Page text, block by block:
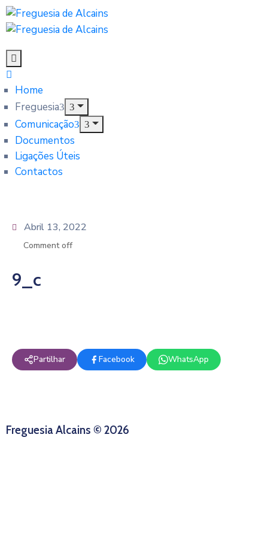
Home
Freguesia
Comunicação
Documentos
Ligações Úteis
Contactos
Abril 13, 2022
Comment off
9_c
Partilhar Facebook WhatsApp
Freguesia Alcains © 2026